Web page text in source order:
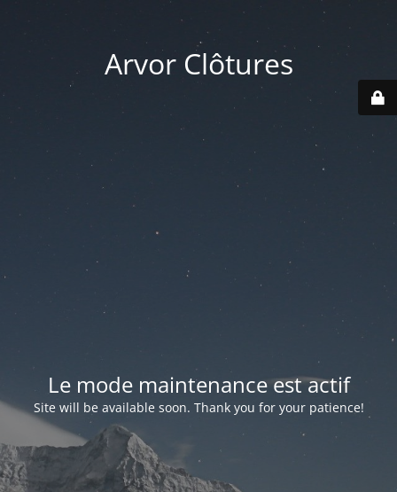
Arvor Clôtures
Le mode maintenance est actif
Site will be available soon. Thank you for your patience!